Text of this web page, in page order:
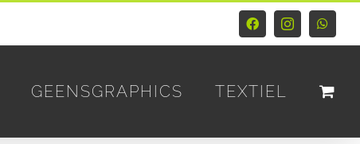
FacebookInstagram
GEENSGRAPHICS TEXTIEL